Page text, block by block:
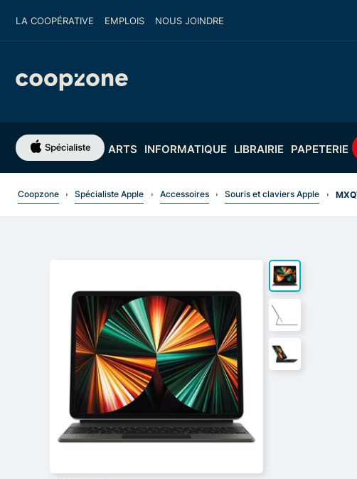
LA COOPÉRATIVE EMPLOIS NOUS JOINDRE
ARTS INFORMATIQUE LIBRAIRIE PAPETERIE
Coopzone Spécialiste Apple Accessoires Souris et claviers Apple